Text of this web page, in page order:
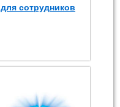
для сотрудников